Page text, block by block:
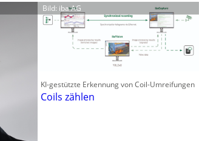
Bild: iba AG
KI-gestützte Erkennung von Coil-Umreifungen
Coils zählen